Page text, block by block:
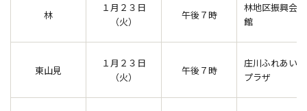
林
１月２３日
（火）
午後７時
林地区振興会
館
東山見
１月２３日
（火）
午後７時
庄川ふれあい
プラザ